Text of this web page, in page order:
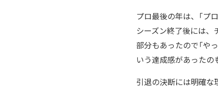
プロ最後の年は、「プ
シーズン終了後には、
部分もあったので「や
いう達成感があった
引退の決断には明確な